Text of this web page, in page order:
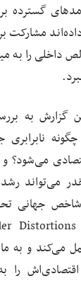
گسترده
مشارکت
داخلی را
گزارش به
می‌شود؟ و
می‌تواند
می‌کند و به
را